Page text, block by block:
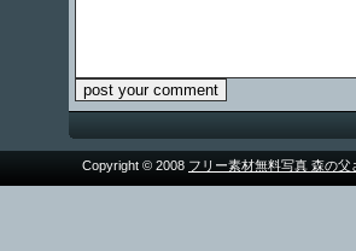
Copyright © 2008 フリー素材無料写真 森の父